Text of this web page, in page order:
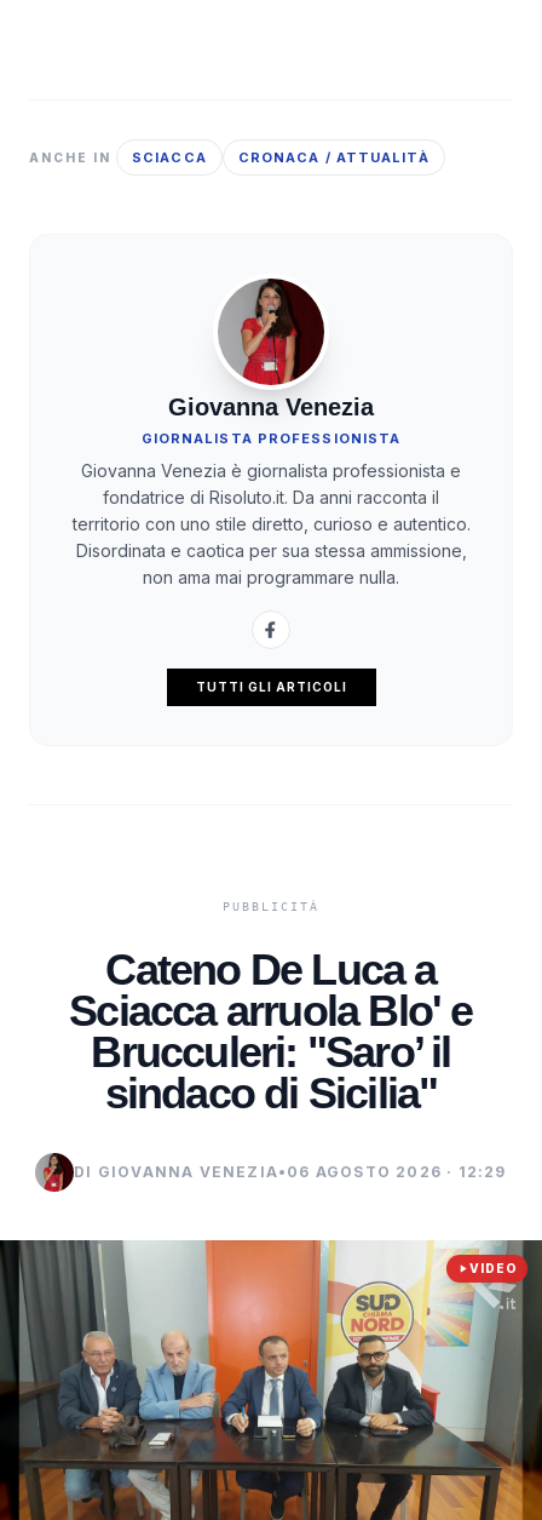
ANCHE IN SCIACCA CRONACA / ATTUALITÀ
Giovanna Venezia
GIORNALISTA PROFESSIONISTA
Giovanna Venezia è giornalista professionista e
fondatrice di Risoluto.it. Da anni racconta il
territorio con uno stile diretto, curioso e autentico.
Disordinata e caotica per sua stessa ammissione,
non ama mai programmare nulla.
TUTTI GLI ARTICOLI
Cateno De Luca a
Sciacca arruola Blo' e
Brucculeri: "Saro’ il
sindaco di Sicilia"
DI GIOVANNA VENEZIA• 06 AGOSTO 2026 · 12:29
VIDEO